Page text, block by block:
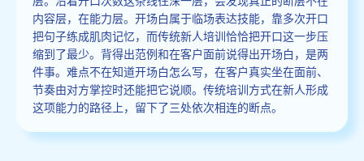
内容层，在能力层。开场白属于临场表达技能，靠多次开口
把句子练成肌肉记忆，而传统新人培训恰恰把开口这一步压
缩到了最少。背得出范例和在客户面前说得出开场白，是两
件事。难点不在知道开场白怎么写，在客户真实坐在面前、
节奏由对方掌控时还能把它说顺。传统培训方式在新人形成
这项能力的路径上，留下了三处依次相连的断点。